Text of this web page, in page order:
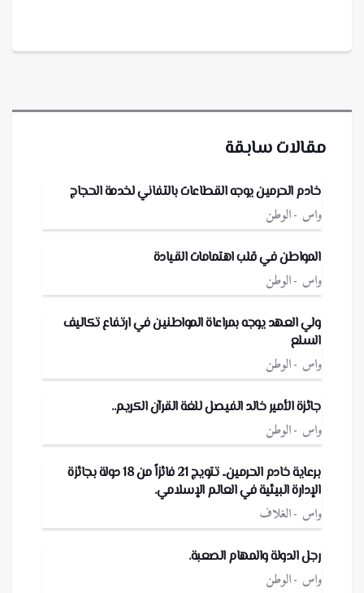
مقالات سابقة
خادم الحرمين يوجه القطاعات بالتفاني لخدمة الحجاج
واس الوطن
المواطن في قلب اهتمامات القيادة
واس الوطن
ولي العهد يوجه بمراعاة المواطنين في ارتفاع تكاليف
السلع
واس الوطن
جائزة الأمير خالد الفيصل للغة القرآن الكريم..
واس الوطن
برعاية خادم الحرمين.. تتويج 21 فائزاً من 18 دولة بجائزة
الإدارة البيئية في العالم الإسلامي.
واس الغلاف
رجل الدولة والمهام الصعبة.
واس الوطن